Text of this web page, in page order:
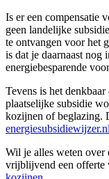
Is er een compensatie
geen landelijke
te ontvangen voor het
is dat je daarnaast nog
energiebesparende
Tevens is het
plaatselijke subsidie
kozijnen of beglazing.
energiesubsidiewijzer.nl
Wil je alles weten over
vrijblijvend een offerte